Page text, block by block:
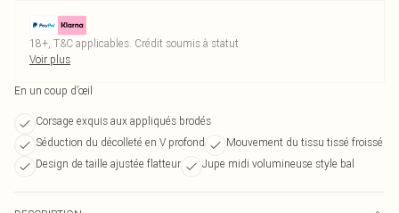
18+, T&C applicables. Crédit soumis à statut
Voir plus
En un coup d’œil
Corsage exquis aux appliqués brodés
Séduction du décolleté en V profond
Mouvement du tissu tissé froissé
Design de taille ajustée flatteur
Jupe midi volumineuse style bal